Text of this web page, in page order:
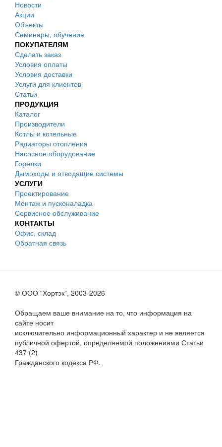
Новости
Акции
Объекты
Семинары, обучение
ПОКУПАТЕЛЯМ
Сделать заказ
Условия оплаты
Условия доставки
Услуги для клиентов
Статьи
ПРОДУКЦИЯ
Каталог
Производители
Котлы и котельные
Радиаторы отопления
Насосное оборудование
Горелки
Дымоходы и отводящие системы
УСЛУГИ
Проектирование
Монтаж и пусконаладка
Сервисное обслуживание
КОНТАКТЫ
Офис, склад
Обратная связь
© ООО "Хортэк", 2003-2026
Обращаем ваше внимание на то, что информация на
сайте носит
исключительно информационный характер и не является
публичной офертой, определяемой положениями Статьи
437 (2)
Гражданского кодекса РФ.